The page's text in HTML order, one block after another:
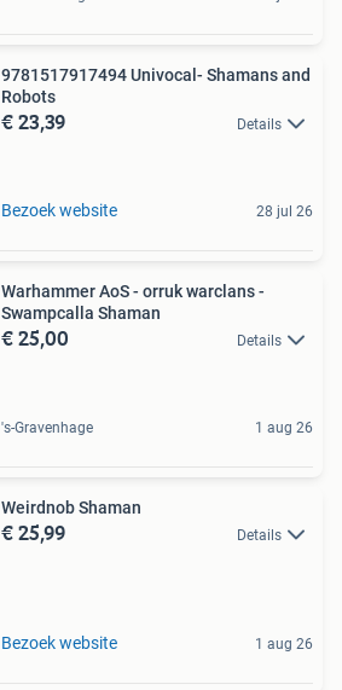
9781517917494 Univocal- Shamans and
Robots
€ 23,39 Details
Bezoek website 28 jul 26
Warhammer AoS - orruk warclans -
Swampcalla Shaman
€ 25,00 Details
's-Gravenhage 1 aug 26
Weirdnob Shaman
€ 25,99 Details
Bezoek website 1 aug 26